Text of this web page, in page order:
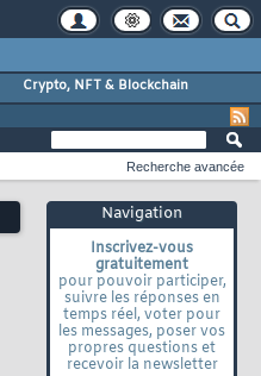
Crypto, NFT & Blockchain
Navigation
Inscrivez-vous
gratuitement
pour pouvoir participer,
suivre les réponses en
temps réel, voter pour
les messages, poser vos
propres questions et
recevoir la newsletter
Recherche avancée